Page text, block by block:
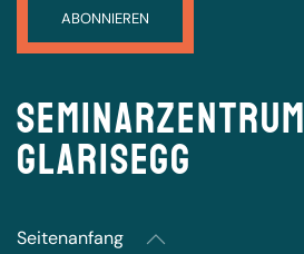
Seminarzentrum
Glarisegg
Seitenanfang